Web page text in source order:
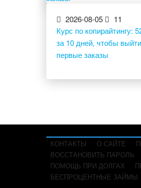
2026-08-05
11
Курс по копирайтингу:
за 10 дней, чтобы
первые заказы
КОНТАКТЫ О САЙТЕ
ВОССТАНОВИТЬ ПАРОЛЬ
ПОМОЩЬ ПРИ ДОЛГАХ
БЕСПРОЦЕНТНЫЕ ЗАЙМЫ